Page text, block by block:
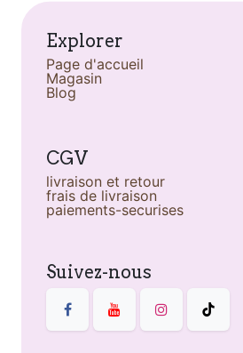
Explorer
Page d'accueil
Magasin
Blog
CGV
livraison et retour
frais de livraison
paiements-securises
Suivez-nous